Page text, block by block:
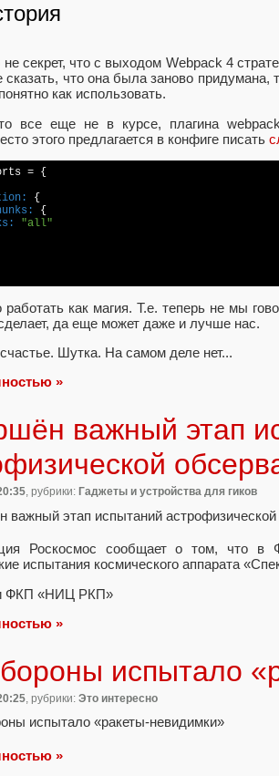
секрет, что с выходом Webpack 4
что она была заново придумана,
как использовать.
все еще не в курсе, плагина
этого предлагается в конфиге писать
= {
"all"
как магия. Т.е. теперь не мы
да еще может даже и лучше нас.
Шутка. На самом деле нет...
»
важный этап
, рубрики: Гаджеты и устройства для гиков
Роскосмос сообщает о том, что
испытания космического аппарата
ФКП «НИЦ РКП»
»
испытало
, рубрики: Это интересно
»